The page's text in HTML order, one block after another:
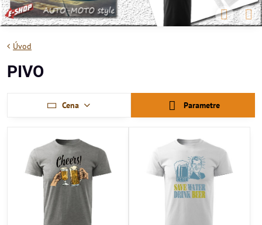
Úvod
PIVO
Cena Parametre